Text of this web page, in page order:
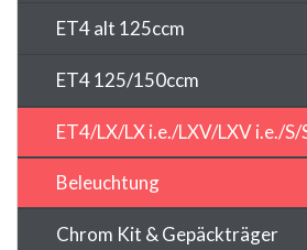
ET4 alt 125ccm
ET4 125/150ccm
ET4/LX/LX i.e./LXV/LXV i.e./S/
Beleuchtung
Chrom Kit & Gepäckträger